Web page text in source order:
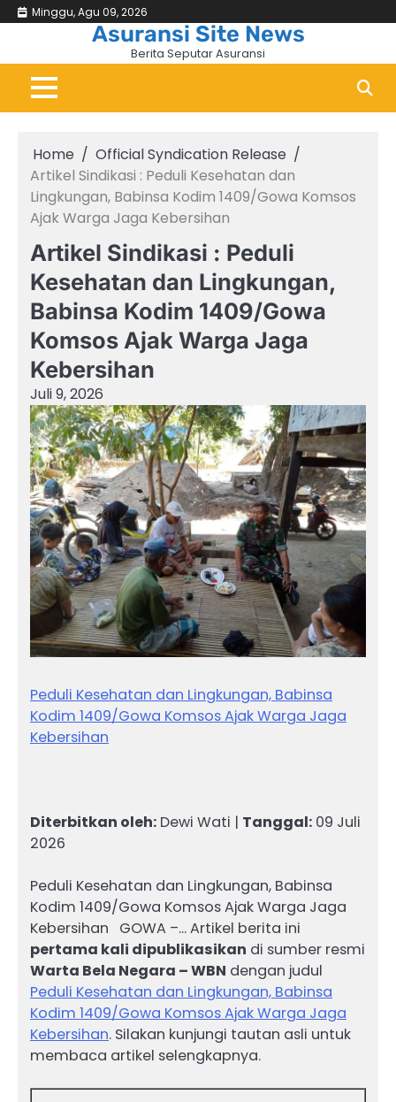
Skip Minggu, Agu 09, 2026
&
Asuransi Site News
Berita Seputar Asuransi
Home
Official Syndication Release
Artikel Sindikasi : Peduli Kesehatan dan
Lingkungan, Babinsa Kodim 1409/Gowa Komsos
Ajak Warga Jaga Kebersihan
Artikel Sindikasi : Peduli
Kesehatan dan Lingkungan,
Babinsa Kodim 1409/Gowa
Komsos Ajak Warga Jaga
Kebersihan
Juli 9, 2026
Peduli Kesehatan dan Lingkungan, Babinsa
Kodim 1409/Gowa Komsos Ajak Warga Jaga
Kebersihan
Diterbitkan oleh: Dewi Wati | Tanggal: 09 Juli
2026
Peduli Kesehatan dan Lingkungan, Babinsa
Kodim 1409/Gowa Komsos Ajak Warga Jaga
Kebersihan GOWA –… Artikel berita ini
pertama kali dipublikasikan di sumber resmi
Warta Bela Negara – WBN dengan judul
Peduli Kesehatan dan Lingkungan, Babinsa
Kodim 1409/Gowa Komsos Ajak Warga Jaga
Kebersihan. Silakan kunjungi tautan asli untuk
membaca artikel selengkapnya.